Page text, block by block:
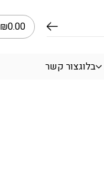
₪0.00
בלוגצור קשר